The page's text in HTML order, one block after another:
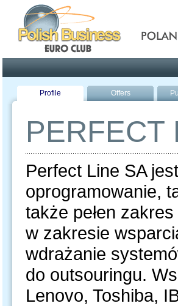
Profile Offers
PERFECT
Perfect Line SA
oprogramowanie,
także pełen
w zakresie
wdrażanie
do outsouringu.
Lenovo, Toshiba,